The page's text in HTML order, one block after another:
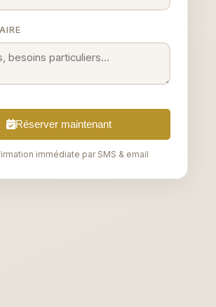
Réserver maintenant
immédiate par SMS & email